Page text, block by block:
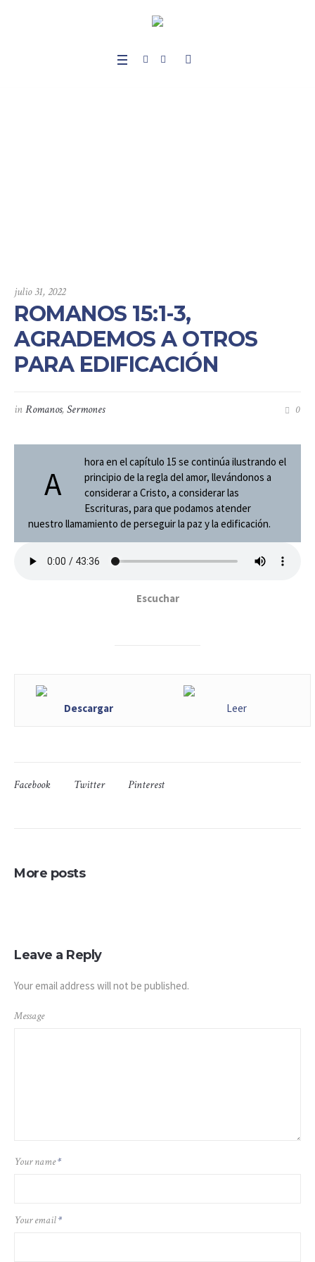
julio 31, 2022
ROMANOS 15:1-3,
AGRADEMOS A OTROS
PARA EDIFICACIÓN
inRomanos,Sermones 0
A
hora en el capítulo 15 se continúa ilustrando el
principio de la regla del amor, llevándonos a
considerar a Cristo, a considerar las
Escrituras, para que podamos atender
nuestro llamamiento de perseguir la paz y la edificación.
Escuchar
Descargar Leer
Facebook Twitter Pinterest
More posts
Leave a Reply
Your email address will not be published.
Message
Your name*
Your email*